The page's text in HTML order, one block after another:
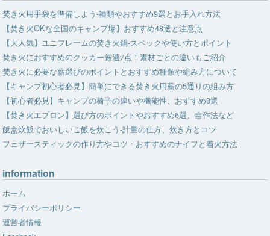
焚き火用手袋を準備しよう-種類やおすすめ9選とお手入れ方法
【焚き火OKな全国のキャンプ場】おすすめ48選と注意点
【大人気】ユニフレームの焚き火鍋-スペックや使い方とポイント
焚き火におすすめのクッカー厳選7点！素材ごとの違いもご紹介
焚き火に必要な薪選びのポイントとおすすめ種類や組み方について
【キャンプ初心者必見】簡単にできる焚き火用薪の5通りの組み方
【初心者必見】キャンプの椅子の違いや機能性、おすすめ8選
【焚き火エプロン】選び方のポイントやおすすめ6選、自作法など
飯盒炊飯でおいしいご飯を炊こう-計量の仕方、炊き方とコツ
フェザースティックの作り方やコツ・おすすめのナイフと着火方法
information
ホーム
プライバシーポリシー
運営者情報